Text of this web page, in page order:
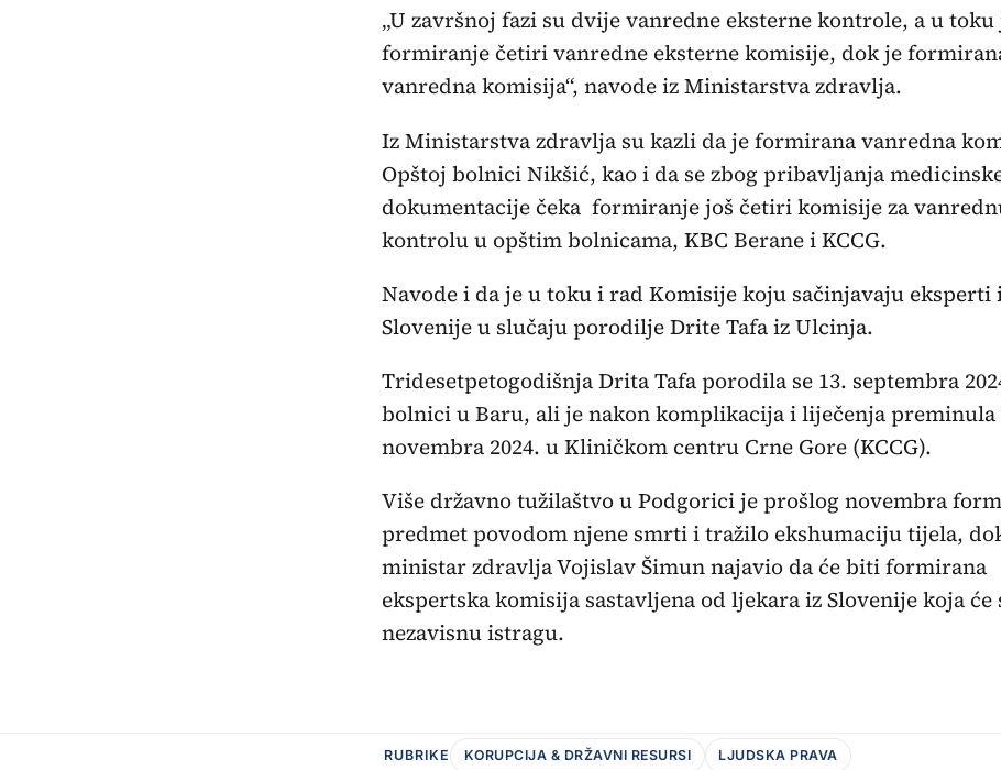
„U završnoj fazi su dvije vanredne eksterne kontrole, a u toku
formiranje četiri vanredne eksterne komisije, dok je
vanredna komisija“, navode iz Ministarstva zdravlja.
Iz Ministarstva zdravlja su kazli da je formirana vanredna
Opštoj bolnici Nikšić, kao i da se zbog pribavljanja
dokumentacije čeka formiranje još četiri komisije za
kontrolu u opštim bolnicama, KBC Berane i KCCG.
Navode i da je u toku i rad Komisije koju sačinjavaju eksperti
Slovenije u slučaju porodilje Drite Tafa iz Ulcinja.
Tridesetpetogodišnja Drita Tafa porodila se 13. septembra
bolnici u Baru, ali je nakon komplikacija i liječenja preminula
novembra 2024. u Kliničkom centru Crne Gore (KCCG).
Više državno tužilaštvo u Podgorici je prošlog novembra
predmet povodom njene smrti i tražilo ekshumaciju tijela,
ministar zdravlja Vojislav Šimun najavio da će biti formirana
ekspertska komisija sastavljena od ljekara iz Slovenije koja
nezavisnu istragu.
RUBRIKE KORUPCIJA & DRŽAVNI RESURSI LJUDSKA PRAVA